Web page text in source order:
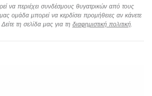
να περιέχει συνδέσμους θυγατρικών από τους
ομάδα μπορεί να κερδίσει προμήθειες αν κάνετε
τη σελίδα μας για τη διαφημιστική πολιτική.